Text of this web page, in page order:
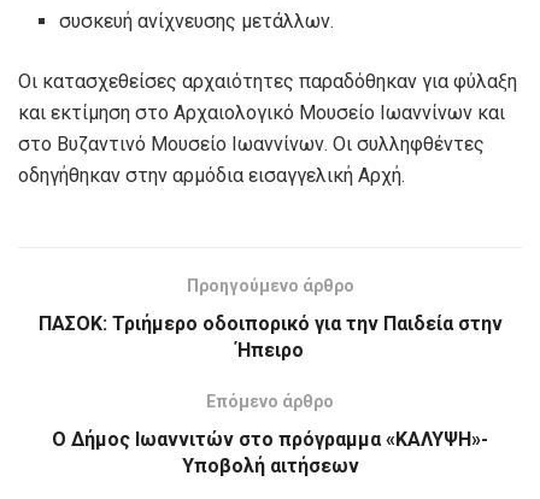
συσκευή ανίχνευσης μετάλλων.
Οι κατασχεθείσες αρχαιότητες παραδόθηκαν για φύλαξη
και εκτίμηση στο Αρχαιολογικό Μουσείο Ιωαννίνων και
στο Βυζαντινό Μουσείο Ιωαννίνων. Οι συλληφθέντες
οδηγήθηκαν στην αρμόδια εισαγγελική Αρχή.
Προηγούμενο άρθρο
ΠΑΣΟΚ: Τριήμερο οδοιπορικό για την Παιδεία στην
Ήπειρο
Επόμενο άρθρο
Ο Δήμος Ιωαννιτών στο πρόγραμμα «ΚΑΛΥΨΗ»-
Υποβολή αιτήσεων